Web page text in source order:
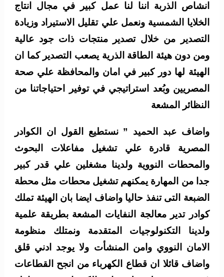
انشاص الذربة اننا لنا عمل كبير في مجال انتاج
الخلايا الشمسية ونعمل علي تقليل الاستيراد وزيادة
التصدير من خلال تصدير منتجات ذات جود عالية
ومن دون هيئة الطاقة الذرية يصعب التصدير كما ان
الهيئة لها دور كبير في امان والمحافظة علي صحة
المصريين وبُعد استراتيجي في توفير احتياجاتنا من
النظائر المشعة
واضاف عبد الحميد ” نستطيع القول ان الكوادر
المصرية قادرة علي تشغيل مفاعلات البحوث
والمحطات النووية ولدينا مشغلين علي قدر كبير
جدا من المهارة يمكنهم تشغيل محطات مثل محطة
الضبعة التى تنفذ حاليا واضاف ايضا بان الهيئة تملك
كوادر تدير معالجة النفايات المشعة بطريقة علمية
ولدينا التكنولوجيات المتقدمة ونمتلك منظومة
الامان النووي وامن المنشأت ولا يوجد ادني قلق
واضاف قائلا ان قطاع الكهرباء من انجح القطاعات